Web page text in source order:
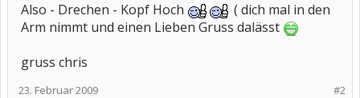
Also - Drechen - Kopf Hoch
( dich mal in den
Arm nimmt und einen Lieben Gruss dalässt
gruss chris
#2
23. Februar 2009